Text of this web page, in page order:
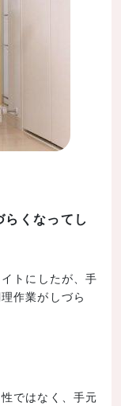
くなってし
トにしたが、手
作業がしづら
ではなく、手元